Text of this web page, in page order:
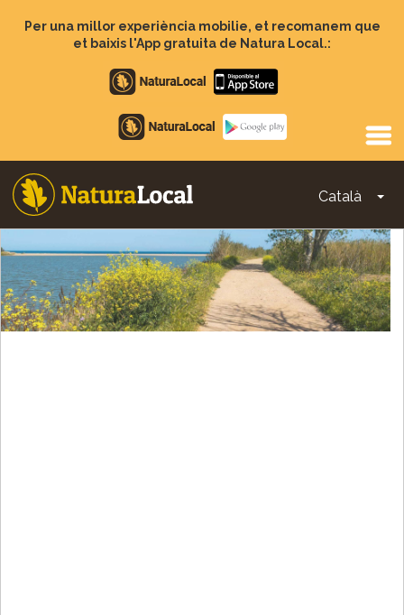
Per una millor experiència mobilie, et recomanem que
et baixis l'App gratuita de Natura Local.:
Apple
store
Google
Play
Català
Main
navigation